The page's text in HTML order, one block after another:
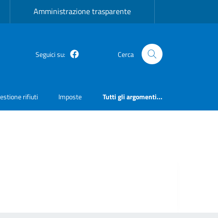
Amministrazione trasparente
Seguici su: Facebook Cerca
rifiuti Imposte Tutti gli argomenti...